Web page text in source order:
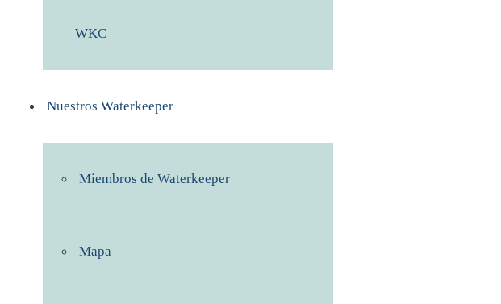
WKC
Nuestros Waterkeeper
Miembros de Waterkeeper
Mapa